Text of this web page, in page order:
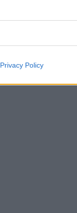
Privacy Policy